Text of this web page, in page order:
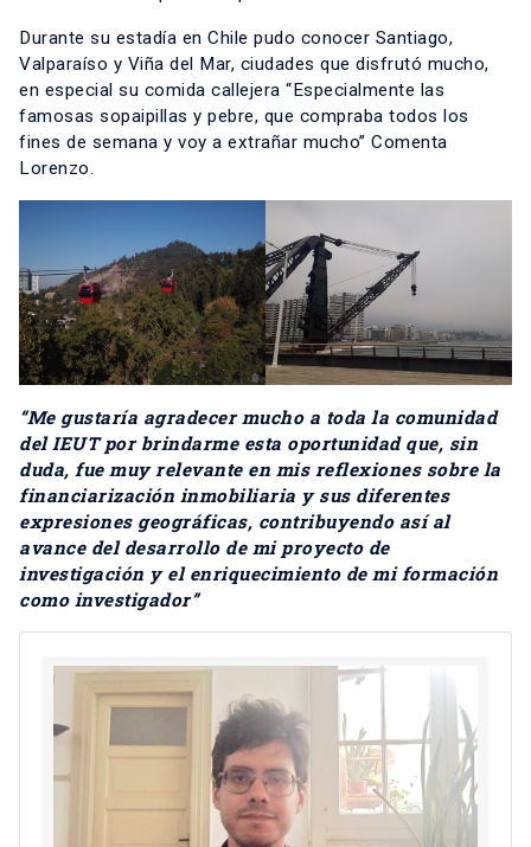
Durante su estadía en Chile pudo conocer Santiago,
Valparaíso y Viña del Mar, ciudades que disfrutó mucho,
en especial su comida callejera “Especialmente las
famosas sopaipillas y pebre, que compraba todos los
fines de semana y voy a extrañar mucho” Comenta
Lorenzo.
“Me gustaría agradecer mucho a toda la comunidad
del IEUT por brindarme esta oportunidad que, sin
duda, fue muy relevante en mis reflexiones sobre la
financiarización inmobiliaria y sus diferentes
expresiones geográficas, contribuyendo así al
avance del desarrollo de mi proyecto de
investigación y el enriquecimiento de mi formación
como investigador”